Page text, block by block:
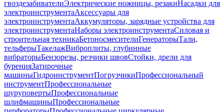
гвоздезабивателиЭлектрические ножницы, резакиНасадки для
электроинструментаАксессуары для
электроинструментаАккумуляторы, зарядные устройства для
электроинструментаНаборы электроинструментаСиловая и
строительная техникаБетоносмесителиГенераторыТали,
тельферыТакелажВиброплиты, глубинные
вибраторыБензорезы, резчики швовСтойки, дрели для
буренияЗатирочные
машиныГидроинструментПогрузчикиПрофессиональный
инструментПрофессиональные
шуруповертыПрофессиональные
шлифмашиныПрофессиональные